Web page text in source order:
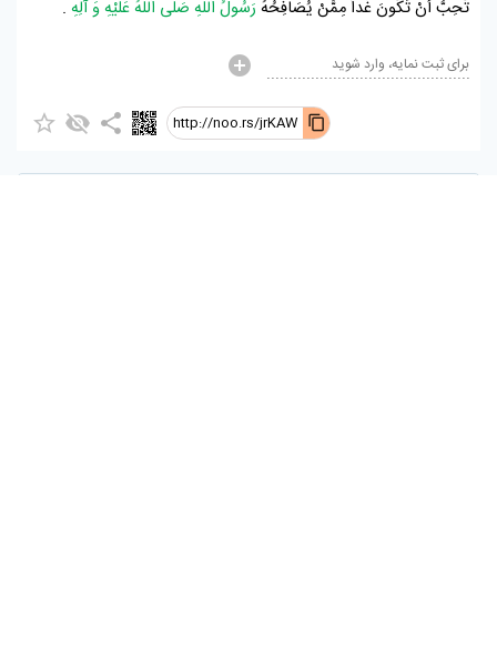
تُحِبُّ أَنْ تَكُونَ غَداً مِمَّنْ يُصَافِحُهُ رَسُولُ اَللَّهِ صَلَّى اَللَّهُ عَلَيْهِ وَ آلِهِ .
برای ثبت نمایه، وارد شوید
http://noo.rs/jrKAW